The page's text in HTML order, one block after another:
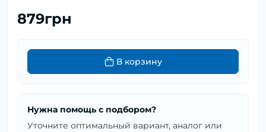
879грн
В корзину
Нужна помощь с подбором?
Уточните оптимальный вариант, аналог или